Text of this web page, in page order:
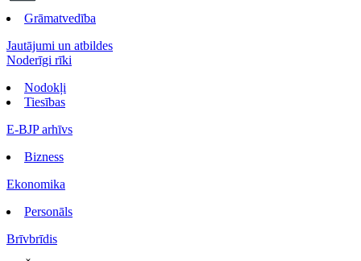
Grāmatvedība
Jautājumi un atbildes
Noderīgi rīki
Nodokļi
Tiesības
E-BJP arhīvs
Bizness
Ekonomika
Personāls
Brīvbrīdis